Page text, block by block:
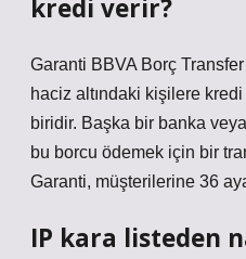
kredi verir?
Garanti BBVA Borç
haciz altındaki kişilere
biridir. Başka bir banka
bu borcu ödemek için bir
Garanti, müşterilerine 36
IP kara listeden